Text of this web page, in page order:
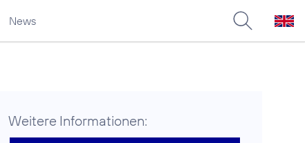
News
Weitere Informationen: